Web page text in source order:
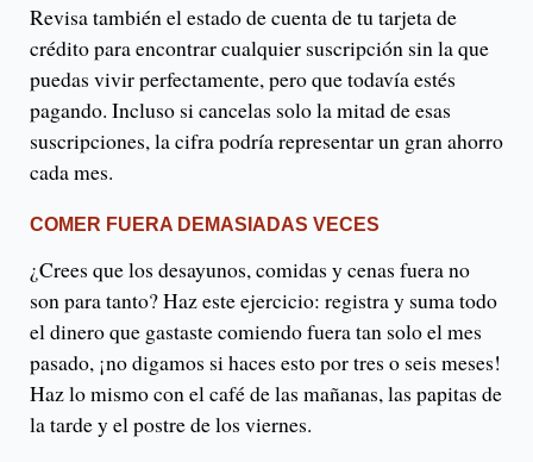
Revisa también el estado de cuenta de tu tarjeta de
crédito para encontrar cualquier suscripción sin la que
puedas vivir perfectamente, pero que todavía estés
pagando. Incluso si cancelas solo la mitad de esas
suscripciones, la cifra podría representar un gran ahorro
cada mes.
COMER FUERA DEMASIADAS VECES
¿Crees que los desayunos, comidas y cenas fuera no
son para tanto? Haz este ejercicio: registra y suma todo
el dinero que gastaste comiendo fuera tan solo el mes
pasado, ¡no digamos si haces esto por tres o seis meses!
Haz lo mismo con el café de las mañanas, las papitas de
la tarde y el postre de los viernes.